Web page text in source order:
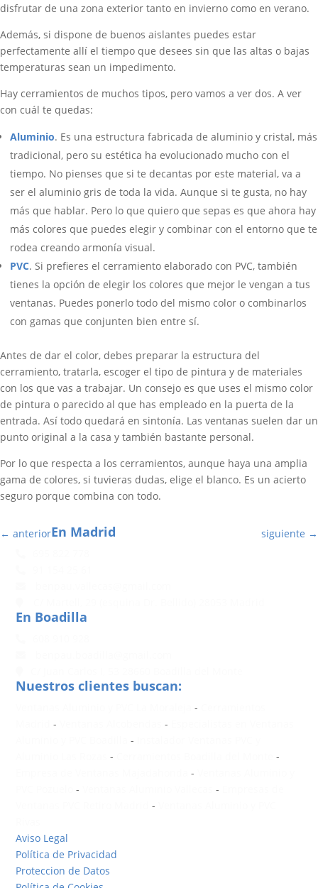
disfrutar de una zona exterior tanto en invierno como en verano.
Además, si dispone de buenos aislantes puedes estar
perfectamente allí el tiempo que desees sin que las altas o bajas
temperaturas sean un impedimento.
Hay cerramientos de muchos tipos, pero vamos a ver dos. A ver
con cuál te quedas:
Aluminio. Es una estructura fabricada de aluminio y cristal, más
tradicional, pero su estética ha evolucionado mucho con el
tiempo. No pienses que si te decantas por este material, va a
ser el aluminio gris de toda la vida. Aunque si te gusta, no hay
más que hablar. Pero lo que quiero que sepas es que ahora hay
más colores que puedes elegir y combinar con el entorno que te
rodea creando armonía visual.
PVC. Si prefieres el cerramiento elaborado con PVC, también
tienes la opción de elegir los colores que mejor le vengan a tus
ventanas. Puedes ponerlo todo del mismo color o combinarlos
con gamas que conjunten bien entre sí.
Antes de dar el color, debes preparar la estructura del
cerramiento, tratarla, escoger el tipo de pintura y de materiales
con los que vas a trabajar. Un consejo es que uses el mismo color
de pintura o parecido al que has empleado en la puerta de la
entrada. Así todo quedará en sintonía. Las ventanas suelen dar un
punto original a la casa y también bastante personal.
Por lo que respecta a los cerramientos, aunque haya una amplia
gama de colores, si tuvieras dudas, elige el blanco. Es un acierto
seguro porque combina con todo.
← anterior siguiente →
En Madrid
En Boadilla
Nuestros clientes buscan:
-
- -
-
-
-
-
- -
-
Aviso Legal
Política de Privacidad
Proteccion de Datos